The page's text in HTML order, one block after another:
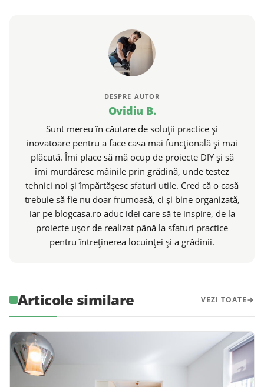
DESPRE AUTOR
Ovidiu B.
Sunt mereu în căutare de soluții practice și
inovatoare pentru a face casa mai funcțională și mai
plăcută. Îmi place să mă ocup de proiecte DIY și să
îmi murdăresc mâinile prin grădină, unde testez
tehnici noi și împărtășesc sfaturi utile. Cred că o casă
trebuie să fie nu doar frumoasă, ci și bine organizată,
iar pe blogcasa.ro aduc idei care să te inspire, de la
proiecte ușor de realizat până la sfaturi practice
pentru întreținerea locuinței și a grădinii.
Articole similare VEZI TOATE